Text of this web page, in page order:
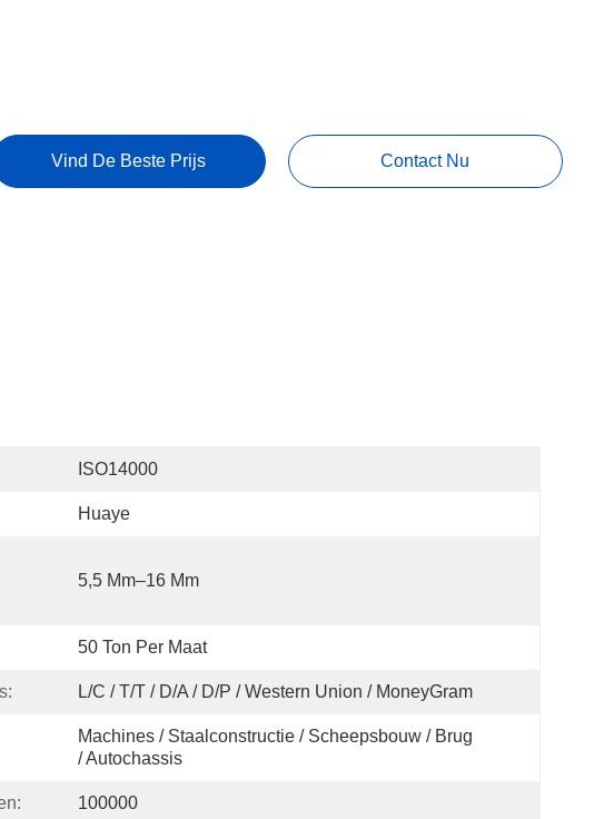
Vind De Beste Prijs Contact Nu
ISO14000
Huaye
5,5 Mm–16 Mm
50 Ton Per Maat
L/C / T/T / D/A / D/P / Western Union / MoneyGram
Machines / Staalconstructie / Scheepsbouw / Brug
/ Autochassis
100000